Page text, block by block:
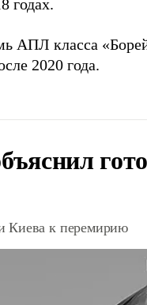
годах.
АПЛ класса
2020 года.
Киева к перемирию